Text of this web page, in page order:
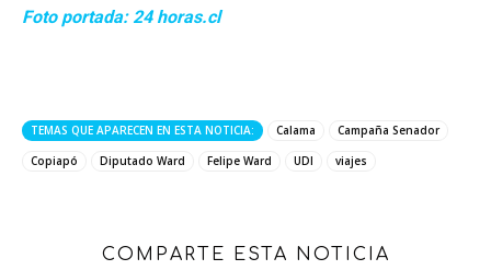
Foto portada: 24 horas.cl
TEMAS QUE APARECEN EN ESTA NOTICIA: Calama
Campaña Senador
Copiapó
Diputado Ward Felipe Ward UDI viajes
COMPARTE ESTA NOTICIA